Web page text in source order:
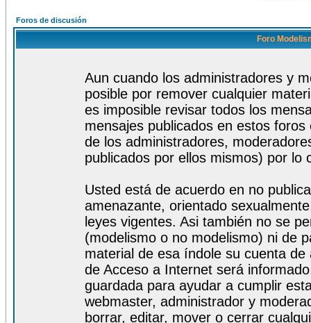
Foros de discusión
Foro
Aun cuando los administradores y
posible por remover cualquier
es imposible revisar todos los
mensajes publicados en estos
de los administradores,
publicados por ellos mismos) por lo
Usted está de acuerdo en no
amenazante, orientado
leyes vigentes. Asi también no se
(modelismo o no modelismo) ni de
material de esa índole su cuenta
de Acceso a Internet será
guardada para ayudar a cumplir
webmaster, administrador y
borrar, editar, mover o cerrar